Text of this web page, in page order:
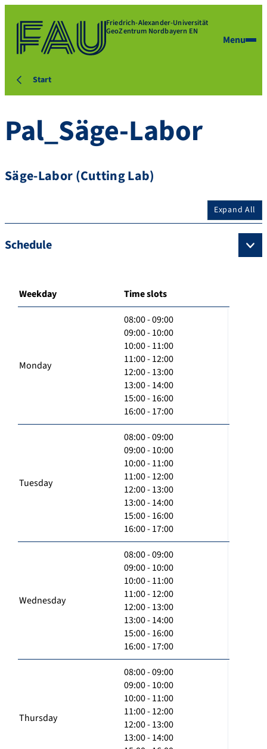
Friedrich-Alexander-Universität
GeoZentrum Nordbayern EN
Menu
Start
Pal_Säge-Labor
Säge-Labor (Cutting Lab)
Expand All
Schedule
Weekday Time slots
Monday
08:00 - 09:00
09:00 - 10:00
10:00 - 11:00
11:00 - 12:00
12:00 - 13:00
13:00 - 14:00
15:00 - 16:00
16:00 - 17:00
Tuesday
08:00 - 09:00
09:00 - 10:00
10:00 - 11:00
11:00 - 12:00
12:00 - 13:00
13:00 - 14:00
15:00 - 16:00
16:00 - 17:00
Wednesday
08:00 - 09:00
09:00 - 10:00
10:00 - 11:00
11:00 - 12:00
12:00 - 13:00
13:00 - 14:00
15:00 - 16:00
16:00 - 17:00
Thursday
08:00 - 09:00
09:00 - 10:00
10:00 - 11:00
11:00 - 12:00
12:00 - 13:00
13:00 - 14:00